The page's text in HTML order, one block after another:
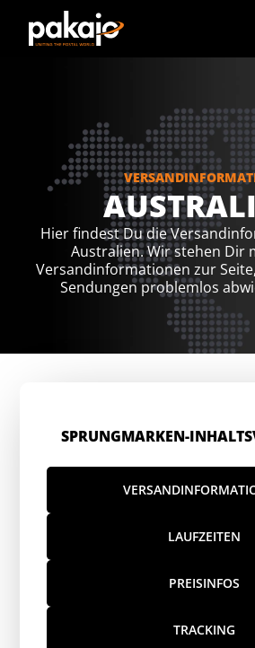
Hier findest Du die
Australien. Wir stehen Dir
Versandinformationen zur
Sendungen problemlos
SPRUNGMARKEN-
LAUFZEITEN
PREISINFOS
TRACKING